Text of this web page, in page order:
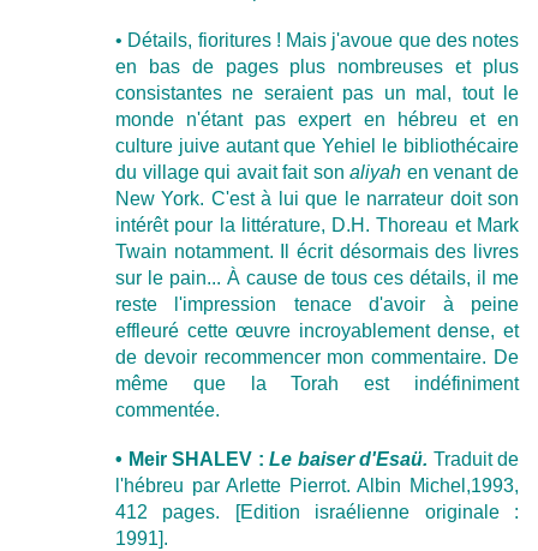
• Détails, fioritures ! Mais j'avoue que des notes
en bas de pages plus nombreuses et plus
consistantes ne seraient pas un mal, tout le
monde n'étant pas expert en hébreu et en
culture juive autant que Yehiel le bibliothécaire
du village qui avait fait sonaliyah en venant de
New York. C'est à lui que le narrateur doit son
intérêt pour la littérature, D.H. Thoreau et Mark
Twain notamment. Il écrit désormais des livres
sur le pain... À cause de tous ces détails, il me
reste l'impression tenace d'avoir à peine
effleuré cette œuvre incroyablement dense, et
de devoir recommencer mon commentaire. De
même que la Torah est indéfiniment
commentée.
• Meir SHALEV : Le baiser d'Esaü. Traduit de
l'hébreu par Arlette Pierrot. Albin Michel,1993,
412 pages. [Edition israélienne originale :
1991].